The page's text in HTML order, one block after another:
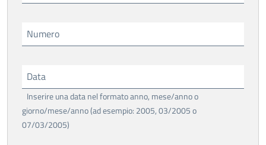
Numero
Data
Inserire una data nel formato anno, mese/anno o
giorno/mese/anno (ad esempio: 2005, 03/2005 o
07/03/2005)